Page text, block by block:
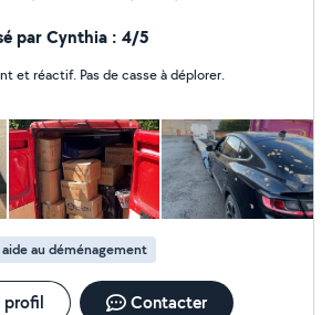
les prix sont raisonnables, et je fais
par Cynthia : 4/5
et réactif. Pas de casse à déplorer.
au déménagement
profil Contacter